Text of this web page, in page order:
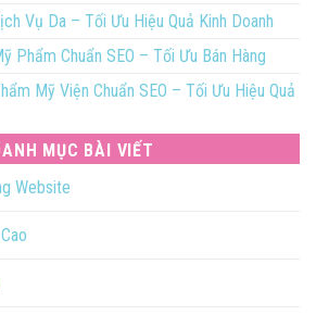
Vụ Da – Tối Ưu Hiệu Quả Kinh Doanh
Phẩm Chuẩn SEO – Tối Ưu Bán Hàng
Mỹ Viện Chuẩn SEO – Tối Ưu Hiệu Quả
MỤC BÀI VIẾT
Website